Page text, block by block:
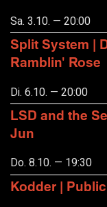
Sa. 3.10. — 20:00
Split System |
Ramblin' Rose
Di. 6.10. — 20:00
LSD and the
Jun
Do. 8.10. — 19:30
Kodder |